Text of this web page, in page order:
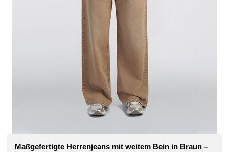
Maßgefertigte Herrenjeans mit weitem Bein in Braun –